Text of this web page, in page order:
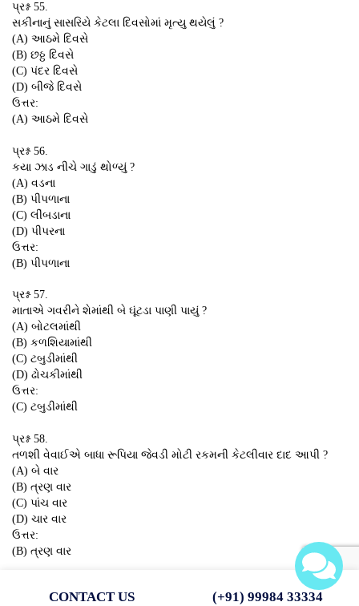
પ્રશ્ન 55.
સકીનાનું સાસરિયે કેટલા દિવસોમાં મૃત્યુ થયેલું ?
(A) આઠમે દિવસે
(B) છઠ્ઠ દિવસે
(C) પંદર દિવસે
(D) બીજે દિવસે
ઉત્તર:
(A) આઠમે દિવસે
પ્રશ્ન 56.
કયા ઝાડ નીચે ગાડું થોળ્યું ?
(A) વડના
(B) પીપળાના
(C) લીંબડાના
(D) પીપરના
ઉત્તર:
(B) પીપળાના
પ્રશ્ન 57.
માતાએ ગવરીને શેમાંથી બે ઘૂંટડા પાણી પાયું ?
(A) બોટલમાંથી
(B) કળશિયામાંથી
(C) ટબુડીમાંથી
(D) ઢોચકીમાંથી
ઉત્તર:
(C) ટબુડીમાંથી
પ્રશ્ન 58.
તળશી વેવાઈએ બાધા રૂપિયા જેવડી મોટી રકમની કેટલીવાર દાદ આપી ?
(A) બે વાર
(B) ત્રણ વાર
(C) પાંચ વાર
(D) ચાર વાર
ઉત્તર:
(B) ત્રણ વાર
‘અમે રે લીલુડા વનની ચરકલડી’ ગીત કોણ ગાય છે ?
CONTACT US (+91) 99984 33334